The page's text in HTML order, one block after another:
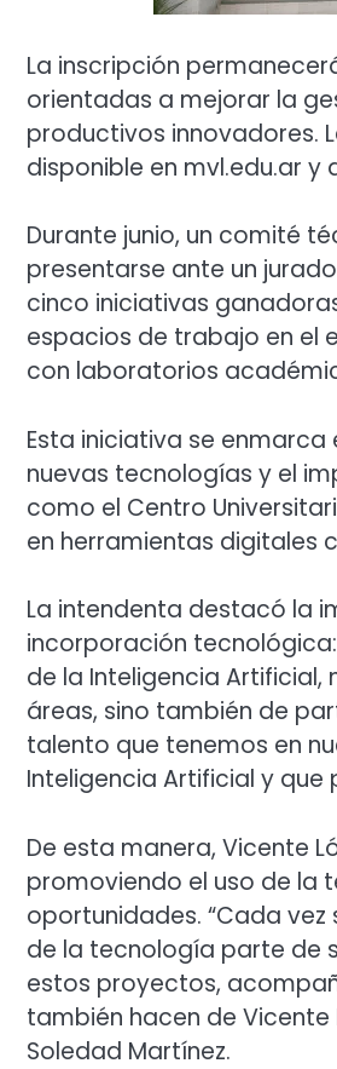
La inscripción
orientadas a mejorar la
productivos innovadores.
disponible en mvl.edu.ar
Durante junio, un comité
presentarse ante un
cinco iniciativas
espacios de trabajo en el
con laboratorios
Esta iniciativa se
nuevas tecnologías y el
como el Centro
en herramientas digitales
La intendenta destacó la
incorporación
de la Inteligencia
áreas, sino también de
talento que tenemos en
Inteligencia Artificial y que
De esta manera, Vicente
promoviendo el uso de la
oportunidades. “Cada
de la tecnología parte de
estos proyectos,
también hacen de Vicente
Soledad Martínez.